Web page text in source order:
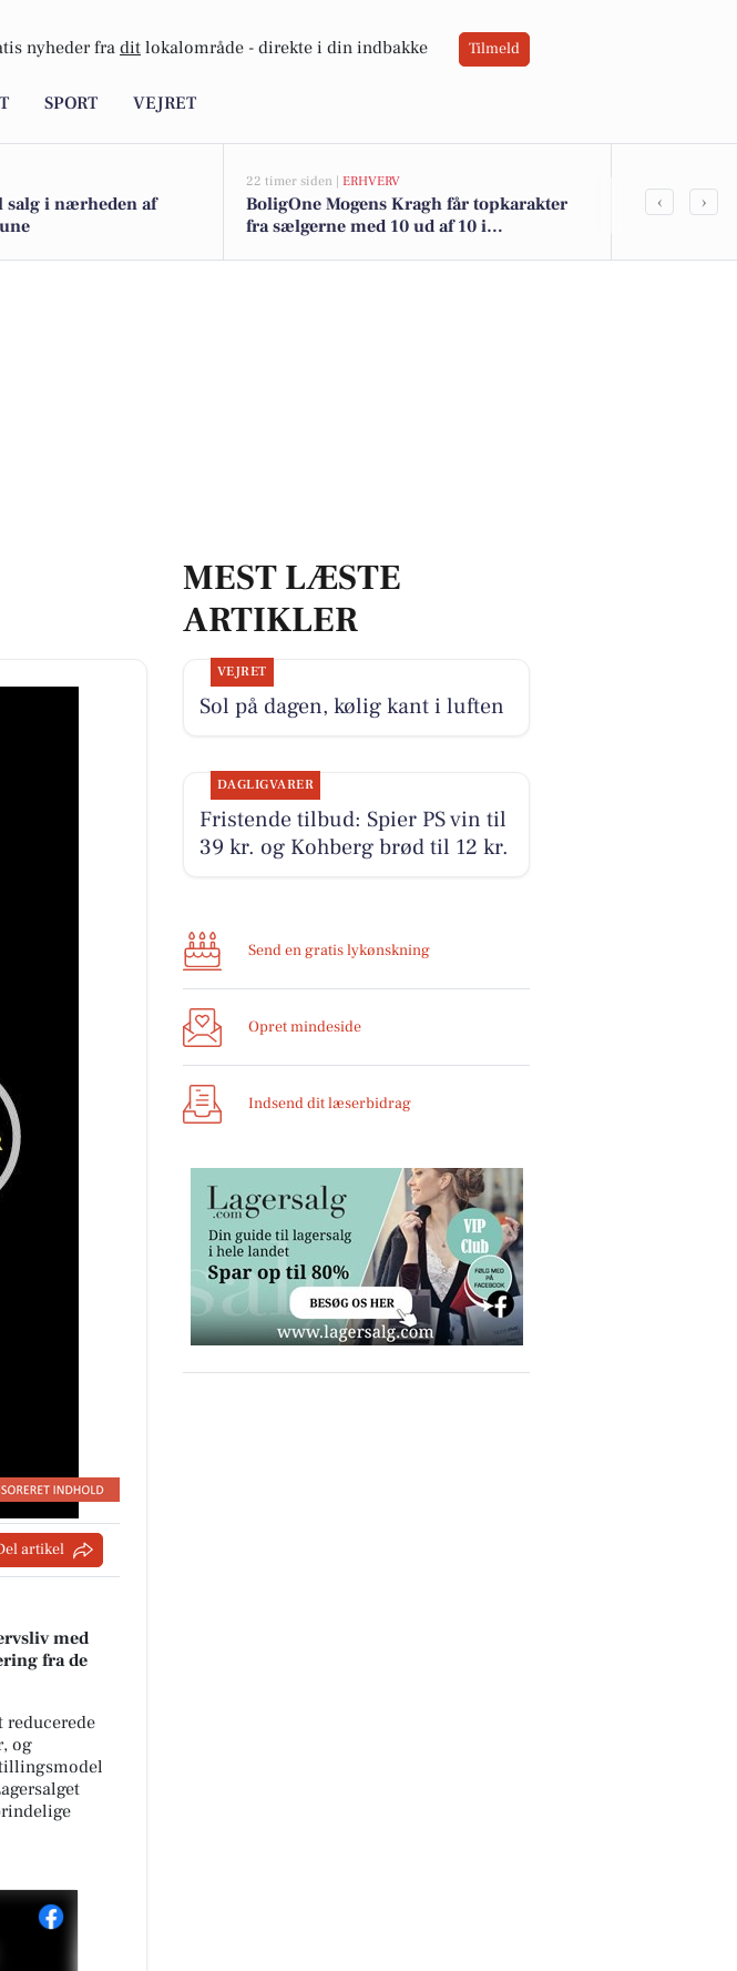
nyheder fra dit lokalområde - direkte i din indbakke Tilmeld
SPORT VEJRET
salg i nærheden af
22 timer siden | ERHVERV
BoligOne Mogens Kragh får topkarakter
fra sælgerne med 10 ud af 10 i
Stenumvej
‹ ›
artikel
med
fra de
reducerede
og
MEST LÆSTE
ARTIKLER
VEJRET
Sol på dagen, kølig kant i luften
DAGLIGVARER
Fristende tilbud: Spier PS vin til
39 kr. og Kohberg brød til 12 kr.
Send en gratis lykønskning
Opret mindeside
Indsend dit læserbidrag